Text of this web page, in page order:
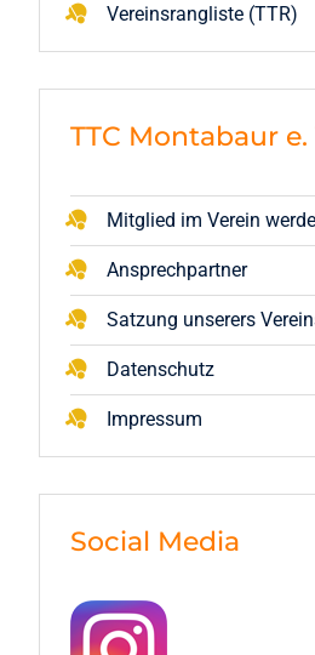
Vereinsrangliste (TTR)
TTC Montabaur e.
Mitglied im Verein
Ansprechpartner
Satzung unserers
Datenschutz
Impressum
Social Media